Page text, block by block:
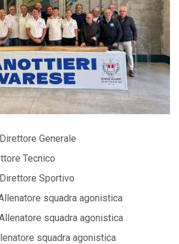
Generale
Tecnico
Sportivo
squadra agonistica
squadra agonistica
squadra agonistica